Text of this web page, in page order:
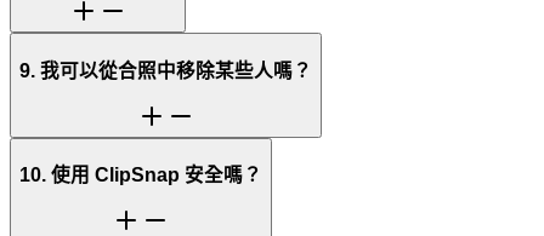
9. 我可以從合照中移除某些人嗎？
10. 使用 ClipSnap 安全嗎？